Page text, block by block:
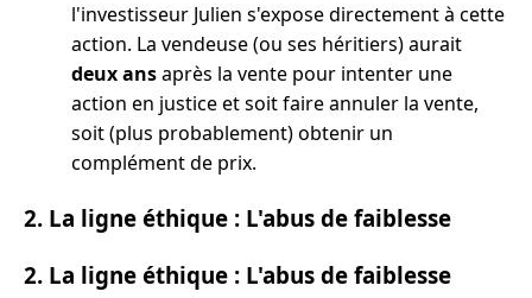
l'investisseur Julien s'expose directement à cette
action. La vendeuse (ou ses héritiers) aurait
deux ansaprès la vente pour intenter une
action en justice et soit faire annuler la vente,
soit (plus probablement) obtenir un
complément de prix.
2. La ligne éthique : L'abus de faiblesse
2. La ligne éthique : L'abus de faiblesse